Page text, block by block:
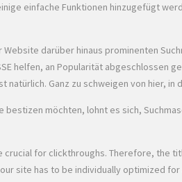
einfache Funktionen hinzugefügt
darüber hinaus prominenten
helfen, an Popularität
Ganz zu schweigen von hier,
möchten, lohnt es sich,
for clickthroughs. Therefore, the
site has to be individually optimized